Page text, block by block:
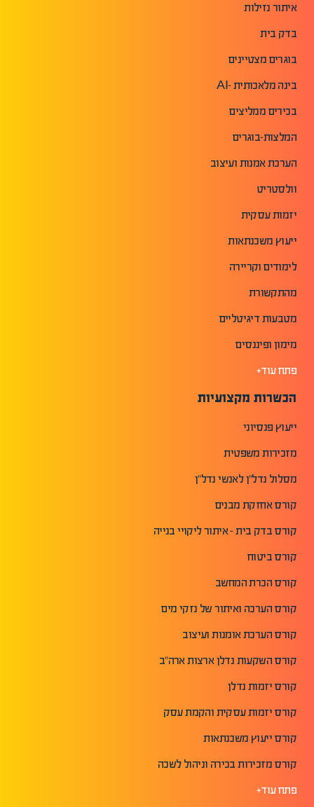
איתור נזילות
בדק בית
בוגרים מצטיינים
בינה מלאכותית -AI
בכירים ממליצים
המלצות-בוגרים
הערכת אמנות ועיצוב
וולסטריט
יזמות עסקית
ייעוץ משכנתאות
לימודים וקריירה
מהתקשורת
מטבעות דיגיטליים
מימון ופיננסים
פתח עוד+
הכשרות מקצועיות
ייעוץ פנסיוני
מזכירות משפטית
מסלול נדל"ן לאנשי נדל"ן
קורס אחזקת מבנים
קורס בדק בית - איתור ליקויי בנייה
קורס ביטוח
קורס הכרת המחשב
קורס הערכה ואיתור של נזקי מים
קורס הערכת אומנות ועיצוב
קורס השקעות נדלן ארצות ארה"ב
קורס יזמות נדלן
קורס יזמות עסקית והקמת עסק
קורס ייעוץ משכנתאות
קורס מזכירות בכירה וניהול לשכה
פתח עוד+